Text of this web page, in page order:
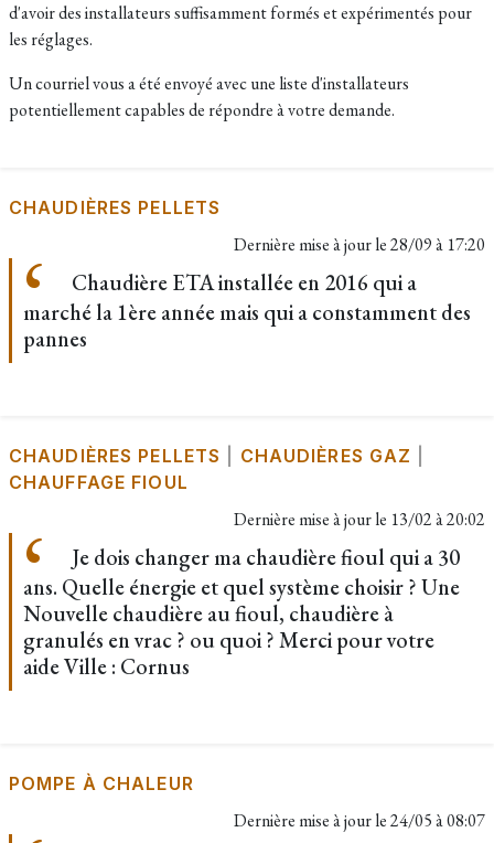
d'avoir des installateurs suffisamment formés et expérimentés pour
les réglages.
Un courriel vous a été envoyé avec une liste d'installateurs
potentiellement capables de répondre à votre demande.
CHAUDIÈRES PELLETS
Dernière mise à jour le28/09 à 17:20
Chaudière ETA installée en 2016 qui a
marché la 1ère année mais qui a constamment des
pannes
CHAUDIÈRES PELLETS CHAUDIÈRES GAZ
CHAUFFAGE FIOUL
Dernière mise à jour le 13/02 à 20:02
Je dois changer ma chaudière fioul qui a 30
ans. Quelle énergie et quel système choisir ? Une
Nouvelle chaudière au fioul, chaudière à
granulés en vrac ? ou quoi ? Merci pour votre
aide Ville : Cornus
POMPE À CHALEUR
Dernière mise à jour le24/05 à 08:07